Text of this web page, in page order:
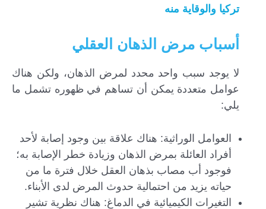
تركيا والوقاية منه
أسباب مرض الذهان العقلي
لا يوجد سبب واحد محدد لمرض الذهان، ولكن هناك
عوامل متعددة يمكن أن تساهم في ظهوره تشمل ما
يلي:
العوامل الوراثية: هناك علاقة بين وجود إصابة لأحد
أفراد العائلة بمرض الذهان وزيادة خطر الإصابة به؛
فوجود أب مصاب بذهان العقل خلال فترة ما من
حياته يزيد من احتمالية حدوث المرض لدى الأبناء.
التغيرات الكيميائية في الدماغ: هناك نظرية تشير